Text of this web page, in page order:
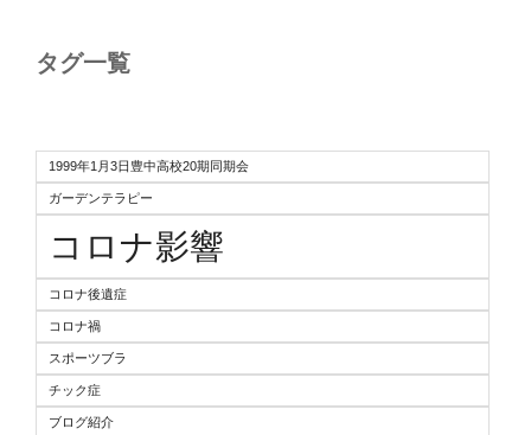
タグ一覧
1999年1月3日豊中高校20期同期会
ガーデンテラピー
コロナ影響
コロナ後遺症
コロナ禍
スポーツブラ
チック症
ブログ紹介